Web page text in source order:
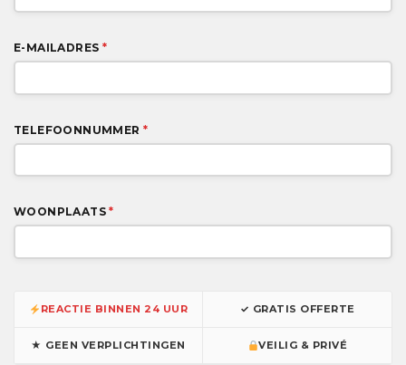
E-MAILADRES *
TELEFOONNUMMER *
WOONPLAATS*
REACTIE BINNEN 24 UUR ✓ GRATIS OFFERTE
★ GEEN VERPLICHTINGEN VEILIG & PRIVÉ